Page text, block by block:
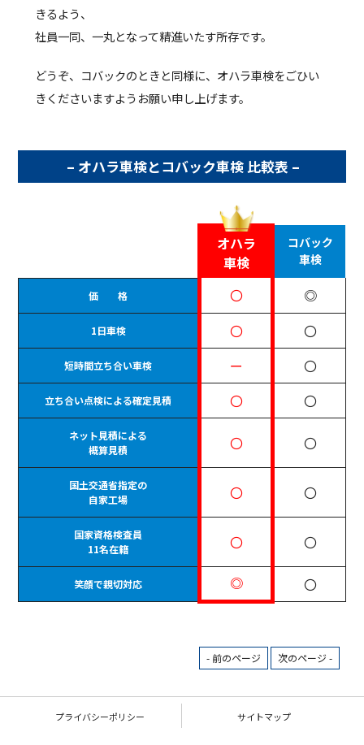
きるよう、
社員一同、一丸となって精進いたす所存です。
どうぞ、コバックのときと同様に、オハラ車検をごひい
きくださいますようお願い申し上げます。
– オハラ車検とコバック車検 比較表 –
オハラ
車検
コバック
車検
価 格 〇 ◎
1日車検 〇 〇
短時間立ち合い車検 ー 〇
立ち合い点検による確定見積 〇 〇
ネット見積による
概算見積
〇 〇
国土交通省指定の
自家工場
〇 〇
国家資格検査員
11名在籍
〇 〇
笑顔で親切対応 ◎ 〇
- 前のページ 次のページ -
プライバシーポリシー サイトマップ